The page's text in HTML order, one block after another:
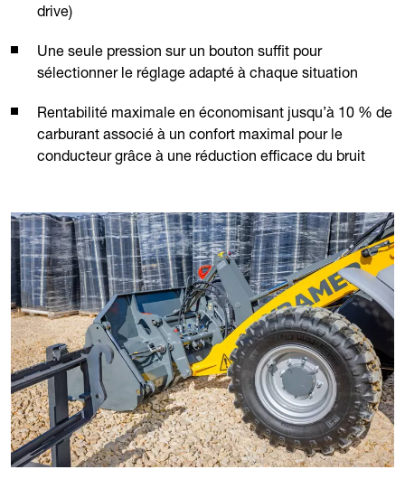
drive)
Une seule pression sur un bouton suffit pour
sélectionner le réglage adapté à chaque situation
Rentabilité maximale en économisant jusqu’à 10 % de
carburant associé à un confort maximal pour le
conducteur grâce à une réduction efficace du bruit